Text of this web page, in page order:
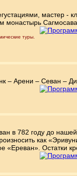
мастер -
монастырь
туры.
– Арени – Севан –
в 782 году до
как
«Ереван». Остатки